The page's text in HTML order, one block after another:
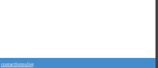
contactformulier.